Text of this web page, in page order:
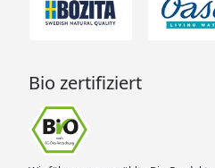
Bio zertifiziert